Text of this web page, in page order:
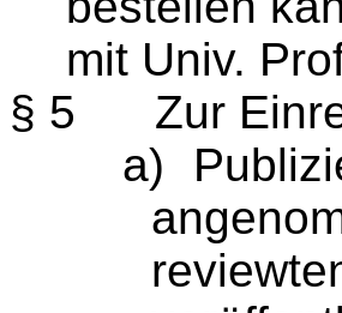
mit Univ.
§ 5
Zur
a)